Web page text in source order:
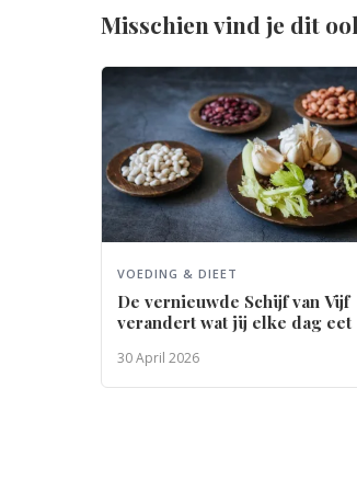
Misschien vind je dit
VOEDING & DIEET
De vernieuwde Schijf van Vijf
verandert wat jij elke dag eet
30 April 2026